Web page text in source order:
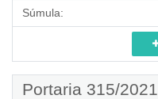
Súmula:
Portaria 315/2021